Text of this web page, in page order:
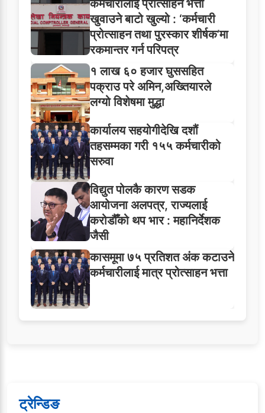
कर्मचारीलाई प्रोत्साहन भत्ता
खुवाउने बाटो खुल्यो : ‘कर्मचारी
प्रोत्साहन तथा पुरस्कार शीर्षक’मा
रकमान्तर गर्न परिपत्र
१ लाख ६० हजार घुससहित
पक्राउ परे अमिन,अख्तियारले
लग्यो विशेषमा मुद्धा
कार्यालय सहयोगीदेखि दशौं
तहसम्मका गरी १५५ कर्मचारीको
सरुवा
विद्युत पोलकै कारण सडक
आयोजना अलपत्र, राज्यलाई
करोडौँको थप भार : महानिर्देशक
जैसी
कासमूमा ७५ प्रतिशत अंक कटाउने
कर्मचारीलाई मात्र प्रोत्साहन भत्ता
ट्रेन्डिङ